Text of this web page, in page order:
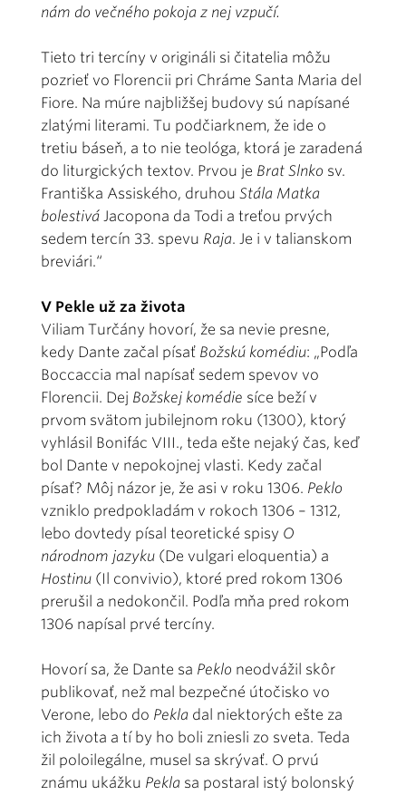
nám do večného pokoja z nej vzpučí.
Tieto tri tercíny v origináli si čitatelia môžu
pozrieť vo Florencii pri Chráme Santa Maria del
Fiore. Na múre najbližšej budovy sú napísané
zlatými literami. Tu podčiarknem, že ide o
tretiu báseň, a to nie teológa, ktorá je zaradená
do liturgických textov. Prvou je Brat Slnko sv.
Františka Assiského, druhou Stála Matka
bolestivá Jacopona da Todi a treťou prvých
sedem tercín 33. spevu Raja. Je i v talianskom
breviári.“
V Pekle už za života
Viliam Turčány hovorí, že sa nevie presne,
kedy Dante začal písať Božskú komédiu: „Podľa
Boccaccia mal napísať sedem spevov vo
Florencii. Dej Božskej komédie síce beží v
prvom svätom jubilejnom roku (1300), ktorý
vyhlásil Bonifác VIII., teda ešte nejaký čas, keď
bol Dante v nepokojnej vlasti. Kedy začal
písať? Môj názor je, že asi v roku 1306. Peklo
vzniklo predpokladám v rokoch 1306 – 1312,
lebo dovtedy písal teoretické spisy O
národnom jazyku (De vulgari eloquentia) a
Hostinu (Il convivio), ktoré pred rokom 1306
prerušil a nedokončil. Podľa mňa pred rokom
1306 napísal prvé tercíny.
Hovorí sa, že Dante sa Peklo neodvážil skôr
publikovať, než mal bezpečné útočisko vo
Verone, lebo do Pekla dal niektorých ešte za
ich života a tí by ho boli zniesli zo sveta. Teda
žil poloilegálne, musel sa skrývať. O prvú
známu ukážku Pekla sa postaral istý bolonský